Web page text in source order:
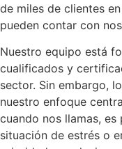
de miles de clientes
pueden contar con
Nuestro equipo está
cualificados y
sector. Sin embargo,
nuestro enfoque
cuando nos llamas, es
situación de estrés o